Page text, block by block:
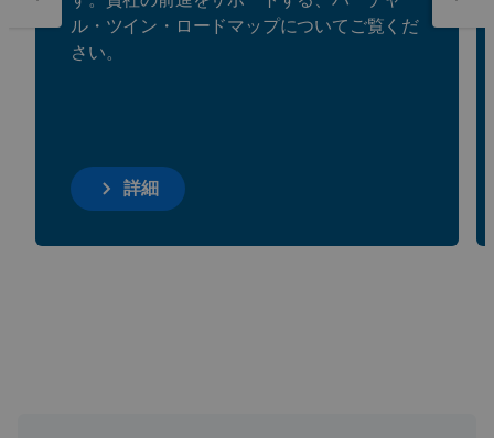
ル・ツイン・ロードマップについてご覧くだ
さい。
詳細